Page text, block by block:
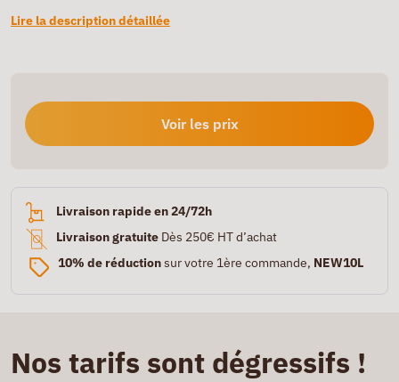
Lire la description détaillée
Voir les prix
Livraison rapide en 24/72h
Livraison gratuite Dès 250€ HT d’achat
10% de réductionsur votre 1ère commande, NEW10L
Nos tarifs sont dégressifs !